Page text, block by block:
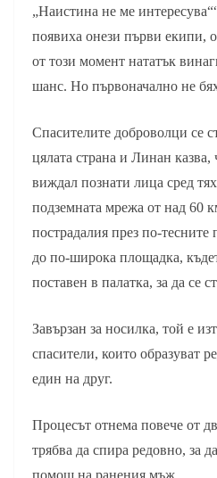
„Наистина не ме
появиха онези първи екипи,
от този момент нататък
шанс. Но първоначално не
Спасителите доброволци се
цялата страна и Линан казва,
виждал познати лица сред
подземната мрежа от над 60
пострадалия през по-тесните
до по-широка площадка,
поставен в палатка, за да се
Завързан за носилка, той е
спасители, които образуват
един на друг.
Процесът отнема повече от
трябва да спира редовно, за
помощ на ранения мъж.